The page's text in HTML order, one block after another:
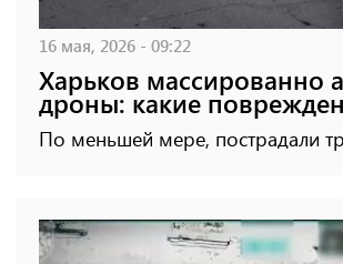
16 мая, 2026 - 09:22
Харьков массированно
дроны: какие
По меньшей мере, пострадали